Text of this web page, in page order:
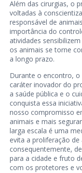
Além das cirurgias, o
voltadas à
responsável de
importância do
atividades
os animais se torne
a longo prazo.
Durante o encontro, o
caráter inovador do
a saúde pública e o
conquista essa
nosso compromisso
animais e mais
larga escala é uma
evita a proliferação
consequentemente,
para a cidade e fruto
com os protetores e